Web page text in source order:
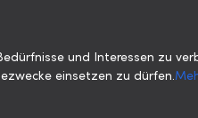
und Interessen zu
einsetzen zu dürfen.